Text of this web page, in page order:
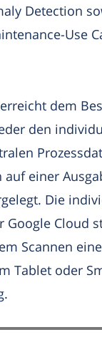
Detection
Use
dem
den
auf einer
Die
Google Cloud
Scannen
Tablet oder